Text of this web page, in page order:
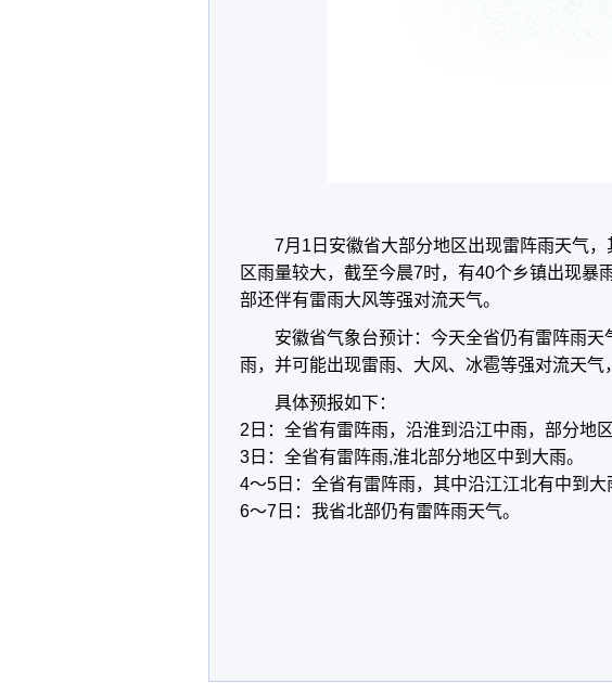
7月1日安徽省大部分地区出现雷阵雨天气
区雨量较大，截至今晨7时，有40个乡镇出现暴
部还伴有雷雨大风等强对流天气。
安徽省气象台预计：今天全省仍有雷阵雨
雨，并可能出现雷雨、大风、冰雹等强对流天气
具体预报如下：
2日：全省有雷阵雨，沿淮到沿江中雨，部分地区
3日：全省有雷阵雨,淮北部分地区中到大雨。
4～5日：全省有雷阵雨，其中沿江江北有中到大
6～7日：我省北部仍有雷阵雨天气。